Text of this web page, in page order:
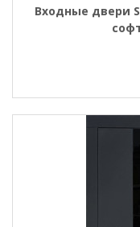
Входные двери